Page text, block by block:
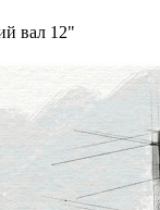
вал 12"